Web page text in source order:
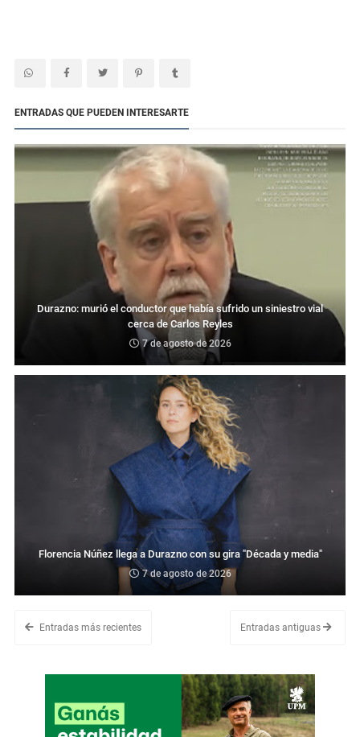
ENTRADAS QUE PUEDEN INTERESARTE
Durazno: murió el conductor que había sufrido un siniestro vial
cerca de Carlos Reyles
7 de agosto de 2026
Florencia Núñez llega a Durazno con su gira "Década y media"
7 de agosto de 2026
Entradas más recientes Entradas antiguas